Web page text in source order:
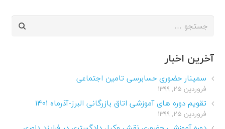
جستجو
آخرین اخبار
سمینار حضوری حسابرسی تامین اجتماعی
فروردین ۲۵, ۱۳۹۹
تقویم دوره های آموزشی اتاق بازرگانی البرز-آذرماه ۱۴۰۱
فروردین ۲۵, ۱۳۹۹